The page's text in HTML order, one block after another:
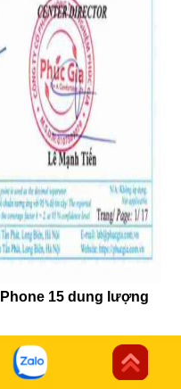
15 dung lượng
của Pin Bison
Max